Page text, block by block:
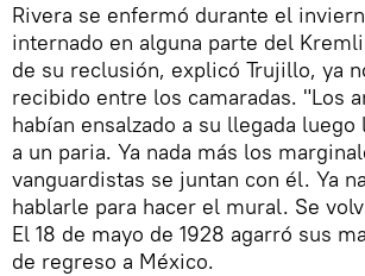
Rivera se enfermó durante el
internado en alguna parte del
de su reclusión, explicó Trujillo, ya
recibido entre los camaradas. "Los
habían ensalzado a su llegada
a un paria. Ya nada más los
vanguardistas se juntan con él. Ya
hablarle para hacer el mural. Se
El 18 de mayo de 1928 agarró sus
de regreso a México.